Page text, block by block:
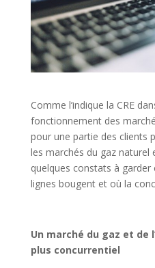
Comme l’indique la CRE
fonctionnement des
pour une partie des clients
les marchés du gaz naturel
quelques constats à garder
lignes bougent et où la
Un marché du gaz et de
plus concurrentiel